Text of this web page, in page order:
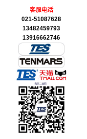
客服电话
021-51087628
13482459793
13916662746